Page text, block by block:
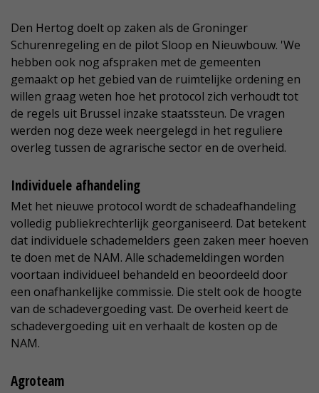
Den Hertog doelt op zaken als de Groninger
Schurenregeling en de pilot Sloop en Nieuwbouw. 'We
hebben ook nog afspraken met de gemeenten
gemaakt op het gebied van de ruimtelijke ordening en
willen graag weten hoe het protocol zich verhoudt tot
de regels uit Brussel inzake staatssteun. De vragen
werden nog deze week neergelegd in het reguliere
overleg tussen de agrarische sector en de overheid.
Individuele afhandeling
Met het nieuwe protocol wordt de schadeafhandeling
volledig publiekrechterlijk georganiseerd. Dat betekent
dat individuele schademelders geen zaken meer hoeven
te doen met de NAM. Alle schademeldingen worden
voortaan individueel behandeld en beoordeeld door
een onafhankelijke commissie. Die stelt ook de hoogte
van de schadevergoeding vast. De overheid keert de
schadevergoeding uit en verhaalt de kosten op de
NAM.
Agroteam